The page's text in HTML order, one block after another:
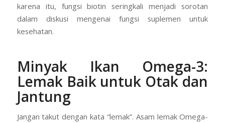
karena itu, fungsi biotin seringkali menjadi sorotan
dalam diskusi mengenai fungsi suplemen untuk
kesehatan.
Minyak Ikan Omega-3:
Lemak Baik untuk Otak dan
Jantung
Jangan takut dengan kata “lemak”. Asam lemak Omega-